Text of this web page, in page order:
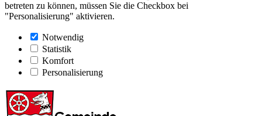
betreten zu können, müssen Sie die Checkbox bei
"Personalisierung" aktivieren.
Notwendig
Statistik
Komfort
Personalisierung